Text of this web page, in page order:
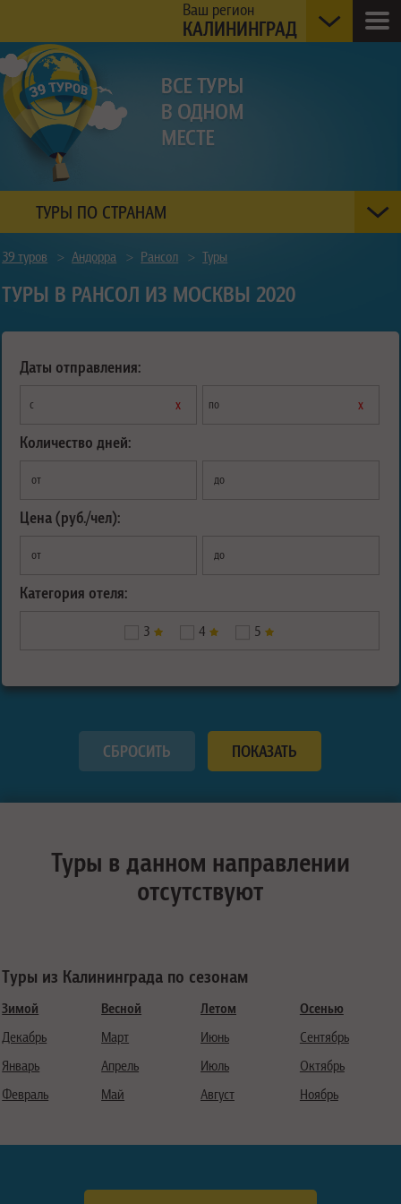
Ваш регион
КАЛИНИНГРАД
ТУРЫ ПО СТРАНАМ
39 туров > Андорра > Рансол > Туры
ТУРЫ В РАНСОЛ ИЗ МОСКВЫ 2020
Даты отправления:
с х по х
Количество дней:
от до
Цена (руб./чел):
от до
Категория отеля:
3 4 5
Туры в данном направлении
отсутствуют
Туры из Калининграда по сезонам
Зимой
Декабрь
Январь
Февраль
Весной
Март
Апрель
Май
Летом
Июнь
Июль
Август
Осенью
Сентябрь
Октябрь
Ноябрь